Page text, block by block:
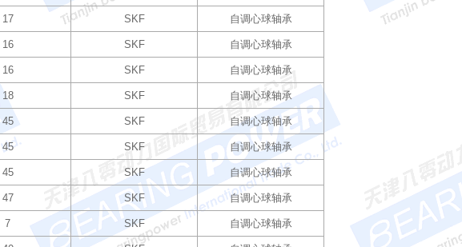
17 SKF 自调心球轴承
16 SKF 自调心球轴承
16 SKF 自调心球轴承
18 SKF 自调心球轴承
45 SKF 自调心球轴承
45 SKF 自调心球轴承
45 SKF 自调心球轴承
47 SKF 自调心球轴承
7 SKF 自调心球轴承